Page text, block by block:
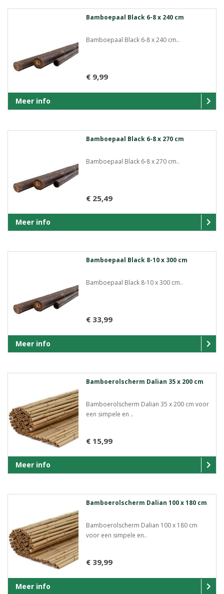
Bamboepaal Black 6-8 x 240 cm
Bamboepaal Black 6-8 x 240 cm..
€ 9,99
Meer info
Bamboepaal Black 6-8 x 270 cm
Bamboepaal Black 6-8 x 270 cm..
€ 25,49
Meer info
Bamboepaal Black 8-10 x 300 cm
Bamboepaal Black 8-10 x 300 cm..
€ 33,99
Meer info
Bamboerolscherm Dalian 35 x 200 cm
Bamboerolscherm Dalian 35 x 200 cm voor
een simpele en ..
€ 15,99
Meer info
Bamboerolscherm Dalian 100 x 180 cm
Bamboerolscherm Dalian 100 x 180 cm
voor een simpele en..
€ 39,99
Meer info